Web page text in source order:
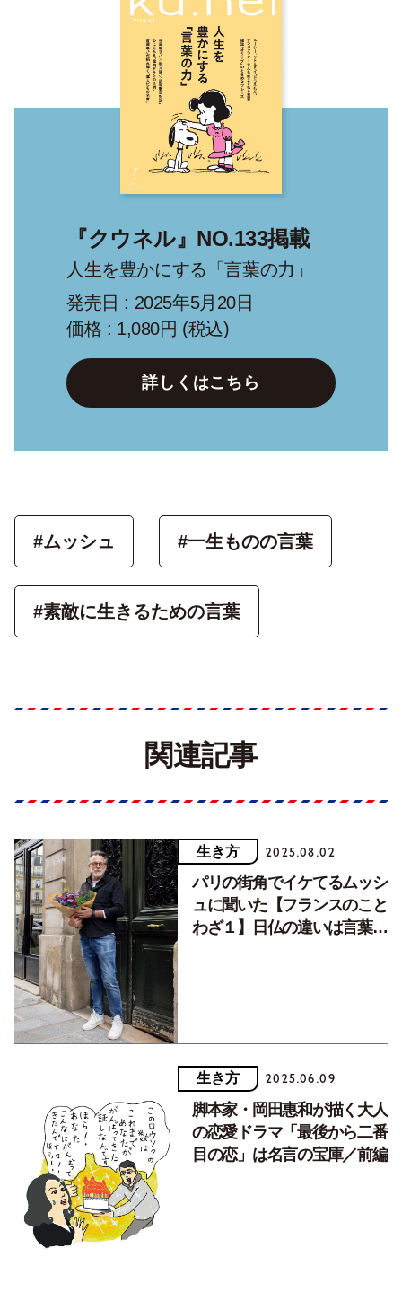
『クウネル』NO.133掲載
人生を豊かにする「言葉の力」
発売日 : 2025年5月20日
価格 : 1,080円 (税込)
詳しくはこちら
#ムッシュ #一生ものの言葉
#素敵に生きるための言葉
関連記事
生き方 2025.08.02
パリの街角でイケてるムッシ
ュに聞いた【フランスのこと
わざ１】日仏の違いは言葉の
生き方 2025.06.09
脚本家・岡田惠和が描く大人
の恋愛ドラマ「最後から二番
目の恋」は名言の宝庫／前編